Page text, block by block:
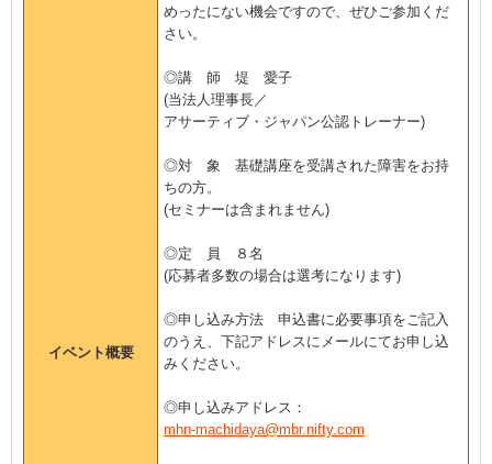
イベント概要
めったにない機会ですので、ぜひご参加くだ
さい。
◎講 師 堤 愛子
(当法人理事長／
アサーティブ・ジャパン公認トレーナー)
◎対 象 基礎講座を受講された障害をお持
ちの方。
(セミナーは含まれません)
◎定 員 ８名
(応募者多数の場合は選考になります)
◎申し込み方法 申込書に必要事項をご記入
のうえ、下記アドレスにメールにてお申し込
みください。
◎申し込みアドレス：
mhn-machidaya@mbr.nifty.com